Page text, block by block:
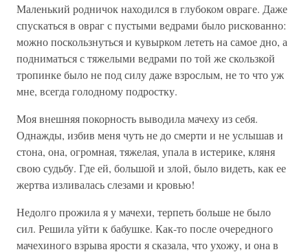
Маленький родничок находился в глубоком овраге. Даже
спускаться в овраг с пустыми ведрами было рискованно:
можно поскользнуться и кувырком лететь на самое дно, а
подниматься с тяжелыми ведрами по той же скользкой
тропинке было не под силу даже взрослым, не то что уж
мне, всегда голодному подростку.
Моя внешняя покорность выводила мачеху из себя.
Однажды, избив меня чуть не до смерти и не услышав и
стона, она, огромная, тяжелая, упала в истерике, кляня
свою судьбу. Где ей, большой и злой, было видеть, как ее
жертва изливалась слезами и кровью!
Недолго прожила я у мачехи, терпеть больше не было
сил. Решила уйти к бабушке. Как-то после очередного
мачехиного взрыва ярости я сказала, что ухожу, и она в